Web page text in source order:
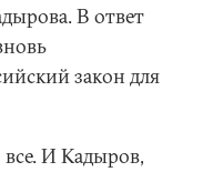
В ответ
закон для
И Кадыров,